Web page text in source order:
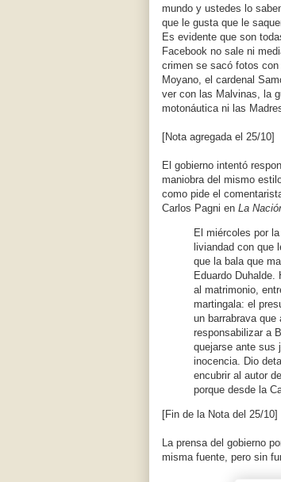
mundo y ustedes lo
que le gusta que le
Es evidente que son
Facebook no sale ni
crimen se sacó fotos
Moyano, el cardenal
ver con las Malvinas, la
motonáutica ni las
[Nota agregada el 25/10]
El gobierno intentó
maniobra del mismo
como pide el
Carlos Pagni en La
El miércoles por
liviandad con que
que la bala que
Eduardo
al matrimonio,
martingala: el
un barrabrava
responsabilizar a
quejarse ante sus
inocencia. Dio
encubrir al autor
porque desde la
[Fin de la Nota del 25/10]
La prensa del gobierno
misma fuente, pero sin